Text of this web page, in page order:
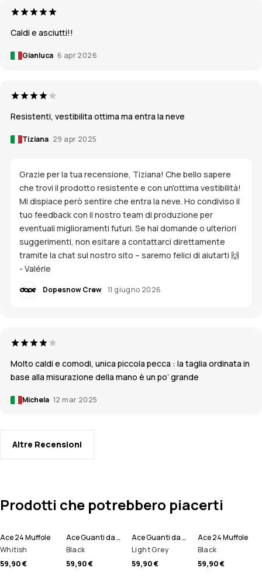
Caldi e asciutti!!
Gianluca 6 apr 2026
Resistenti, vestibilita ottima ma entra la neve
Tiziana 29 apr 2025
Grazie per la tua recensione, Tiziana! Che bello sapere
che trovi il prodotto resistente e con un'ottima vestibilità!
Mi dispiace però sentire che entra la neve. Ho condiviso il
tuo feedback con il nostro team di produzione per
eventuali miglioramenti futuri. Se hai domande o ulteriori
suggerimenti, non esitare a contattarci direttamente
tramite la chat sul nostro sito – saremo felici di aiutarti 🙌
- Valérie
Dopesnow Crew 11 giugno 2026
Molto caldi e comodi, unica piccola pecca : la taglia ordinata in
base alla misurazione della mano è un po’ grande
Michela 12 mar 2025
Altre Recensioni
Prodotti che potrebbero piacerti
Ace 24 Muffole
Whitish
59,90 €
Ace Guanti da Neve
Black
59,90 €
Ace Guanti da Neve
Light Grey
59,90 €
Ace 24 Muffole
Black
59,90 €